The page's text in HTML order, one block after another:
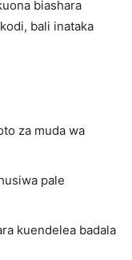
biashara
bali inataka
za muda wa
pale
kuendelea badala